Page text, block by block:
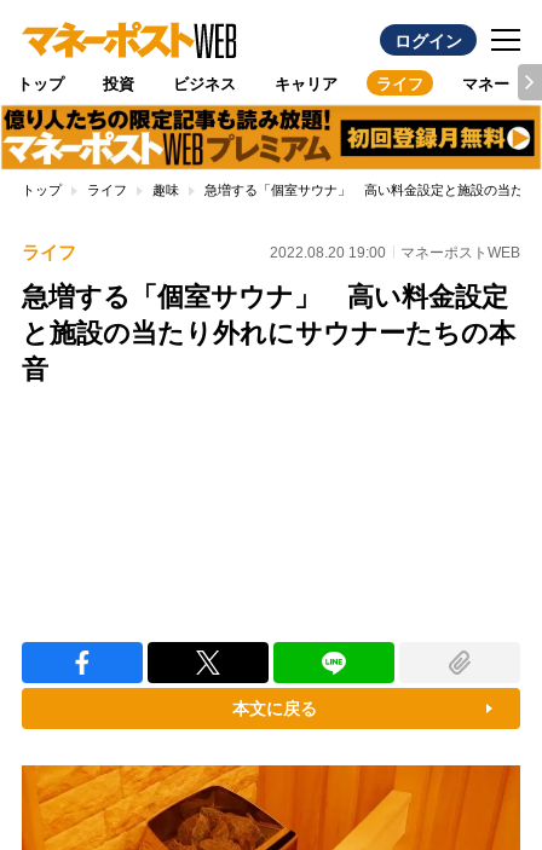
ログイン
トップ 投資 ビジネス キャリア ライフ マネー
トップ ライフ 趣味 急増する「個室サウナ」 高い料金設定と施設の当たり
ライフ 2022.08.20 19:00 マネーポストWEB
急増する「個室サウナ」 高い料金設定
と施設の当たり外れにサウナーたちの本
音
本文に戻る